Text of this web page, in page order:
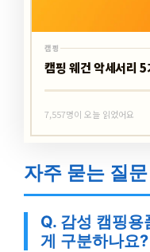
캠핑
캠핑 웨건 악세서리
7,557명이 오늘 읽었어요
자주 묻는 질문
Q. 감성 캠핑
게 구분하나요?